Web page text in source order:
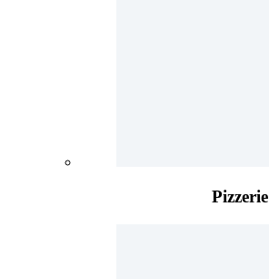
Pizzerie